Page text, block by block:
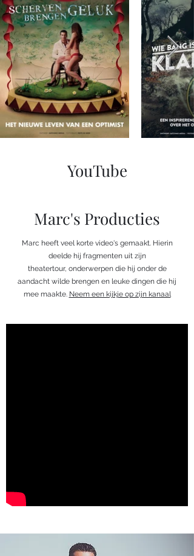
YouTube
Marc's Producties
Marc heeft veel korte video's gemaakt. Hierin
deelde hij fragmenten uit zijn
theatertour, onderwerpen die hij onder de
aandacht wilde brengen en leuke dingen die hij
mee maakte. Neem een kijkje op zijn kanaal